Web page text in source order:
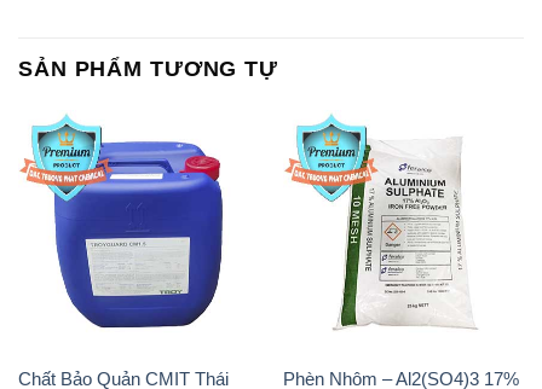
SẢN PHẨM TƯƠNG TỰ
Chất Bảo Quản CMIT Thái Phèn Nhôm – Al2(SO4)3 17%